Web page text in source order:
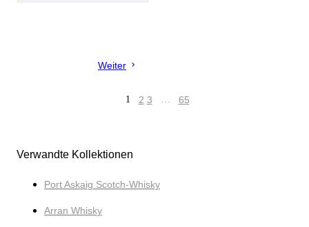
Weiter
1 2 3 … 65
Verwandte Kollektionen
Port Askaig Scotch-Whisky
Arran Whisky